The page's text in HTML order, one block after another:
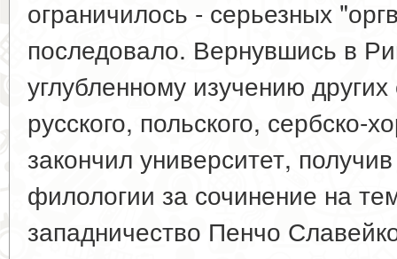
ограничилось - серьезных
последовало. Вернувшись в
углубленному изучению
русского, польского, сербско-
закончил университет,
филологии за сочинение на
западничество Пенчо